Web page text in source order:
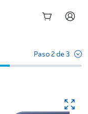
Paso 2 de 3